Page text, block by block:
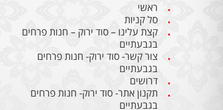
ראשי
סל קניות
קצת עלינו – סוד ירוק – חנות פרחים
בגבעתיים
צור קשר- סוד ירוק- חנות פרחים
בגבעתיים
דרושים
תקנון אתר- סוד ירוק- חנות פרחים
בגבעתיים